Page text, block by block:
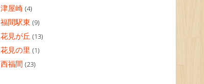
津屋崎(4)
福間駅東(9)
花見が丘(13)
花見の里(1)
西福間(23)